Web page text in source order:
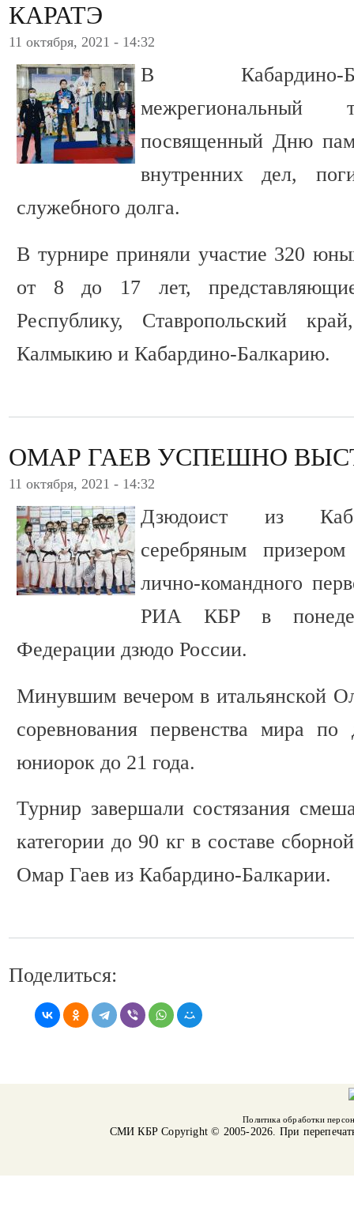
КАРАТЭ
11 октября, 2021 - 14:32
В Кабардино-
посвященный Дню
внутренних дел,
служебного долга.
В турнире приняли участие 320
от 8 до 17 лет, представляющие
Республику, Ставропольский
Калмыкию и Кабардино-Балкарию.
ОМАР ГАЕВ УСПЕШНО
11 октября, 2021 - 14:32
Дзюдоист из
серебряным
лично-командного
РИА КБР в
Федерации дзюдо России.
Минувшим вечером в итальянской
соревнования первенства мира
юниорок до 21 года.
Турнир завершали состязания
категории до 90 кг в составе
Омар Гаев из Кабардино-Балкарии.
Поделиться:
Политика обработки
СМИ КБРCopyright © 2005-2026. При